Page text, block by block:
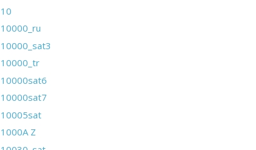
10
10000_ru
10000_sat3
10000_tr
10000sat6
10000sat7
10005sat
1000A Z